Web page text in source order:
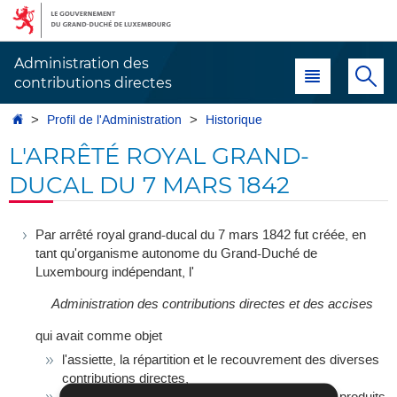
Aller
navigation
Aller
au
Administration des
contributions directes
Menu principal
AccueilProfil de l'Administration Historique
L'ARRÊTÉ ROYAL GRAND-
DUCAL DU 7 MARS 1842
Par arrêté royal grand-ducal du 7 mars 1842 fut créée, en
tant qu'organisme autonome du Grand-Duché de
Luxembourg indépendant, l'
Administration des contributions directes et des accises
qui avait comme objet
l'assiette, la répartition et le recouvrement des diverses
contributions directes,